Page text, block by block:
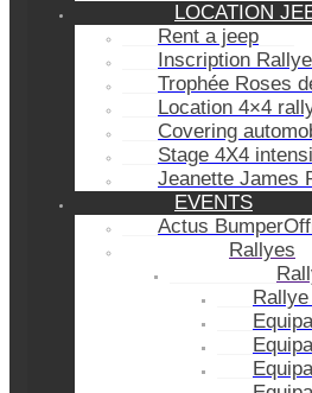
LOCATION
Rent a jeep
Inscription
Trophée Roses
Location 4×4
Covering
Stage 4X4
Jeanette James
EVENTS
Actus
Rallyes